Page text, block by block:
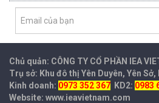
Chủ quản: CÔNG TY CỔ PHẦN IEA
Trụ sở: Khu đô thị Yên Duyên, Yên
Kinh doanh: 0973 352 367 KD2: 0983
Website: www.ieavietnam.com